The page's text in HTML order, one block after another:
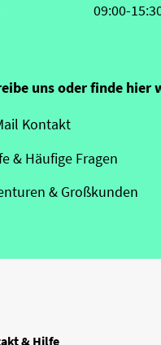
09:00-
uns oder finde hier
Kontakt
& Häufige Fragen
& Großkunden
& Hilfe